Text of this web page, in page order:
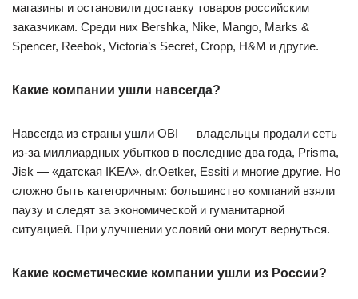
магазины и остановили доставку товаров российским
заказчикам. Среди них Bershka, Nike, Mango, Marks &
Spencer, Reebok, Victoria’s Secret, Cropp, H&M и другие.
Какие компании ушли навсегда?
Навсегда из страны ушли OBI — владельцы продали сеть
из-за миллиардных убытков в последние два года, Prisma,
Jisk — «датская IKEA», dr.Oetker, Essiti и многие другие. Но
сложно быть категоричным: большинство компаний взяли
паузу и следят за экономической и гуманитарной
ситуацией. При улучшении условий они могут вернуться.
Какие косметические компании ушли из России?